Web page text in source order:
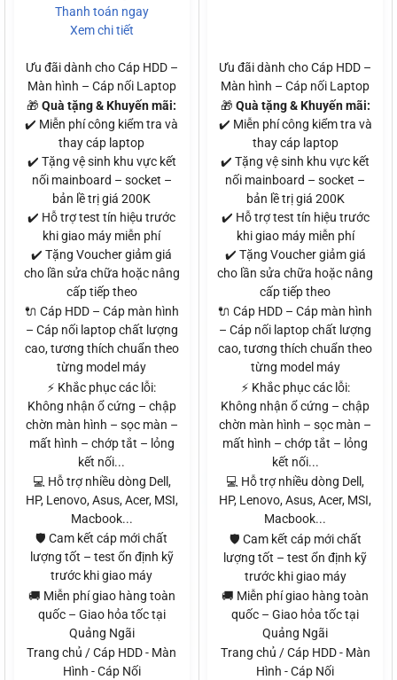
Thanh toán ngay
Xem chi tiết
Ưu đãi dành cho Cáp HDD –
Màn hình – Cáp nối Laptop
🎁Quà tặng & Khuyến mãi:
✔️ Miễn phí công kiểm tra và
thay cáp laptop
✔️ Tặng vệ sinh khu vực kết
nối mainboard – socket –
bản lề trị giá 200K
✔️ Hỗ trợ test tín hiệu trước
khi giao máy miễn phí
✔️ Tặng Voucher giảm giá
cho lần sửa chữa hoặc nâng
cấp tiếp theo
🔌 Cáp HDD – Cáp màn hình
– Cáp nối laptop chất lượng
cao, tương thích chuẩn theo
từng model máy
⚡ Khắc phục các lỗi:
Không nhận ổ cứng – chập
chờn màn hình – sọc màn –
mất hình – chớp tắt – lỏng
kết nối...
💻 Hỗ trợ nhiều dòng Dell,
HP, Lenovo, Asus, Acer, MSI,
Macbook...
🛡️ Cam kết cáp mới chất
lượng tốt – test ổn định kỹ
trước khi giao máy
🚚 Miễn phí giao hàng toàn
quốc – Giao hỏa tốc tại
Quảng Ngãi
Trang chủ / Cáp HDD - Màn
Hình - Cáp Nối
Ưu đãi dành cho Cáp HDD –
Màn hình – Cáp nối Laptop
🎁 Quà tặng & Khuyến mãi:
✔️ Miễn phí công kiểm tra và
thay cáp laptop
✔️ Tặng vệ sinh khu vực kết
nối mainboard – socket –
bản lề trị giá 200K
✔️ Hỗ trợ test tín hiệu trước
khi giao máy miễn phí
✔️ Tặng Voucher giảm giá
cho lần sửa chữa hoặc nâng
cấp tiếp theo
🔌 Cáp HDD – Cáp màn hình
– Cáp nối laptop chất lượng
cao, tương thích chuẩn theo
từng model máy
⚡ Khắc phục các lỗi:
Không nhận ổ cứng – chập
chờn màn hình – sọc màn –
mất hình – chớp tắt – lỏng
kết nối...
💻 Hỗ trợ nhiều dòng Dell,
HP, Lenovo, Asus, Acer, MSI,
Macbook...
🛡️ Cam kết cáp mới chất
lượng tốt – test ổn định kỹ
trước khi giao máy
🚚 Miễn phí giao hàng toàn
quốc – Giao hỏa tốc tại
Quảng Ngãi
Trang chủ / Cáp HDD - Màn
Hình - Cáp Nối